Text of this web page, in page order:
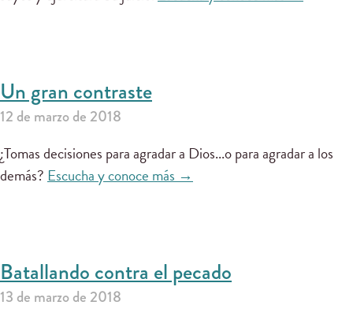
Un gran contraste
12 de marzo de 2018
¿Tomas decisiones para agradar a Dios...o para agradar a los
demás?Escucha y conoce más →
Batallando contra el pecado
13 de marzo de 2018